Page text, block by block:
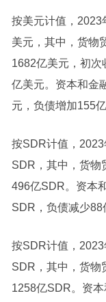
按美元计值，2023
美元，其中，货物
1682亿美元，初
亿美元。资本和金
元，负债增加155
按SDR计值，
SDR，其中，货物
496亿SDR。资本
SDR，负债减少88
按SDR计值，
SDR，其中，货物
1258亿SDR。资